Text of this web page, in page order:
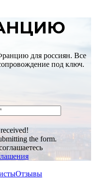
для россиян. Все
под ключ.
the form.
Отзывы